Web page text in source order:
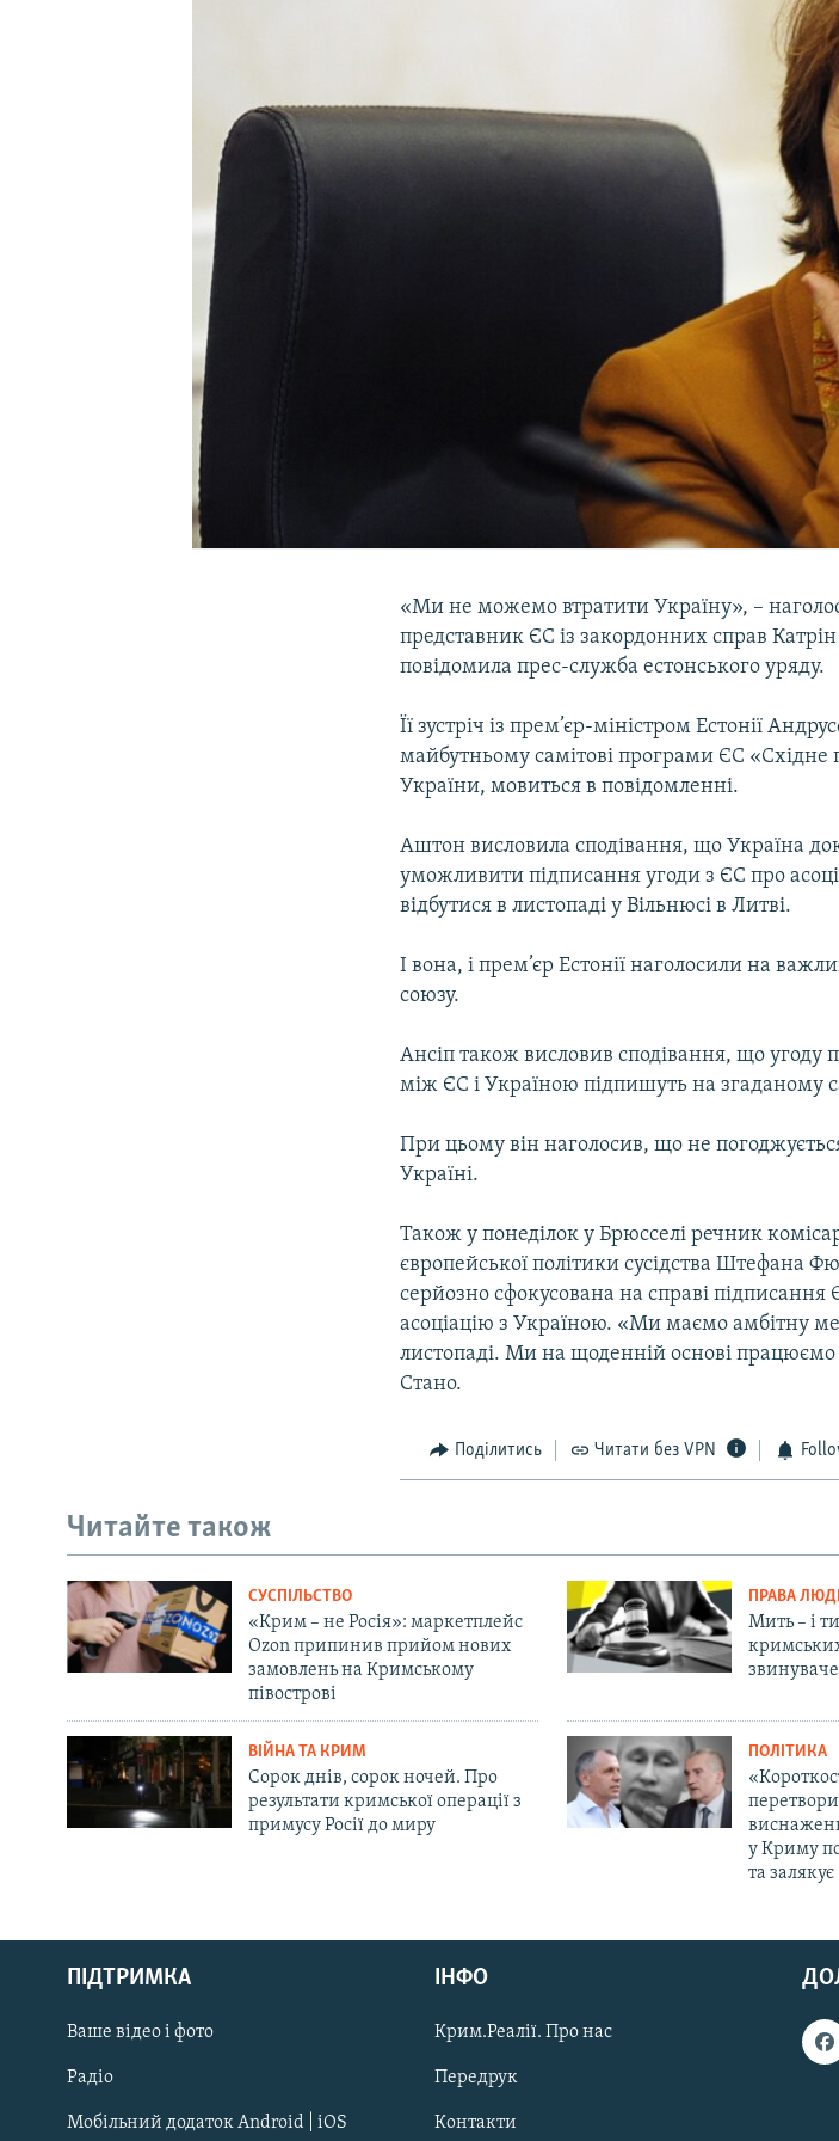
Русский
Qırımtatar
ДОЛУЧАЙСЯ!
«Ми не можемо втратити Україну», –
представник ЄС із закордонних справ Катрін
повідомила прес-служба естонського уряду.
Її зустріч із прем’єр-міністром Естонії
майбутньому самітові програми ЄС «Східне
України, мовиться в повідомленні.
Аштон висловила сподівання, що Україна
уможливити підписання угоди з ЄС про
відбутися в листопаді у Вільнюсі в Литві.
І вона, і прем’єр Естонії наголосили на
союзу.
Ансіп також висловив сподівання, що угоду
між ЄС і Україною підпишуть на згаданому
При цьому він наголосив, що не
Україні.
Також у понеділок у Брюсселі речник
європейської політики сусідства Штефана
серйозно сфокусована на справі
асоціацію з Україною. «Ми маємо амбітну
листопаді. Ми на щоденній основі
Стано.
Поділитись Читати без VPN
Читайте також
СУСПІЛЬСТВО
«Крим – не Росія»: маркетплейс
Ozon припинив прийом нових
замовлень на Кримському
півострові
ПРАВА
Мить – і
ВІЙНА ТА КРИМ
Сорок днів, сорок ночей. Про
результати кримської операції з
примусу Росії до миру
ПОЛІТИКА
у Криму
та
ПІДТРИМКА
Ваше відео і фото
Радіо
Мобільний додаток Android | iOS
ІНФО
Крим.Реалії. Про нас
Передрук
Контакти